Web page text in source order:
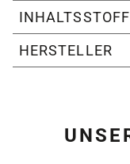
HERSTELLER